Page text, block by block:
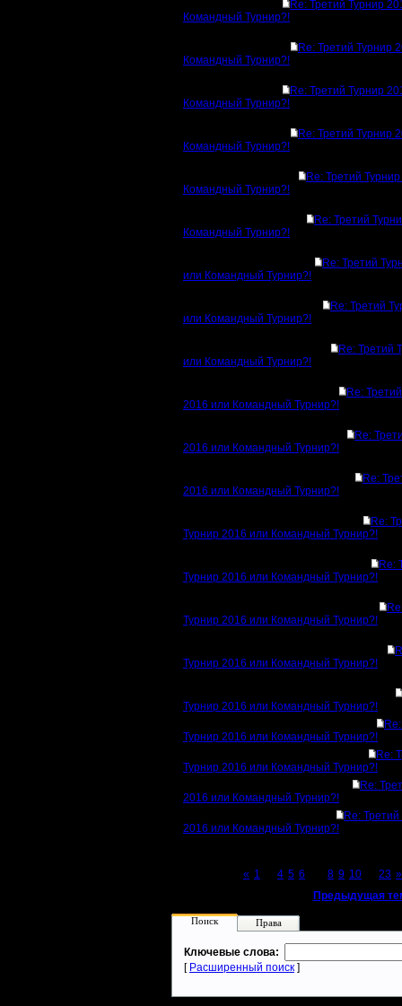
Re: Третий Турнир
Командный Турнир?!
Re: Третий Турнир
Командный Турнир?!
Re: Третий Турнир
Командный Турнир?!
Re: Третий Турнир
Командный Турнир?!
Re: Третий
Командный Турнир?!
Re: Третий
Командный Турнир?!
Re: Третий
или Командный Турнир?!
Re: Третий
или Командный Турнир?!
Re: Третий
или Командный Турнир?!
Re:
2016 или Командный Турнир?!
Re:
2016 или Командный Турнир?!
Re:
2016 или Командный Турнир?!
Re:
Турнир 2016 или Командный Турнир?!
Re:
Турнир 2016 или Командный Турнир?!
Турнир 2016 или Командный Турнир?!
Турнир 2016 или Командный Турнир?!
Турнир 2016 или Командный Турнир?!
Турнир 2016 или Командный Турнир?!
Re:
Турнир 2016 или Командный Турнир?!
Re:
2016 или Командный Турнир?!
Re:
2016 или Командный Турнир?!
« 1 4 5 6 8 9 10 23 »
Предыдущая
Поиск Права
Ключевые слова:
[ Расширенный поиск ]